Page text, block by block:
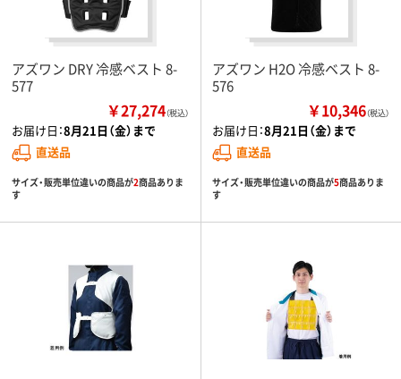
アズワン DRY 冷感ベスト 8-
577
￥27,274（税込）
お届け日：8月21日（金）まで
直送品
サイズ・販売単位違いの商品が2商品ありま
す
アズワン H2O 冷感ベスト 8-
576
￥10,346（税込）
お届け日：8月21日（金）まで
直送品
サイズ・販売単位違いの商品が5商品ありま
す